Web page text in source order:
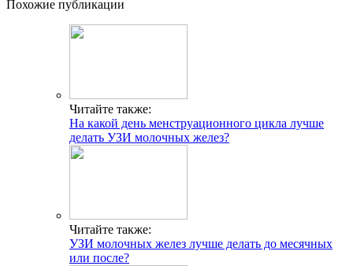
Похожие публикации
Читайте также:
На какой день менструационного цикла лучше
делать УЗИ молочных желез?
Читайте также:
УЗИ молочных желез лучше делать до месячных
или после?